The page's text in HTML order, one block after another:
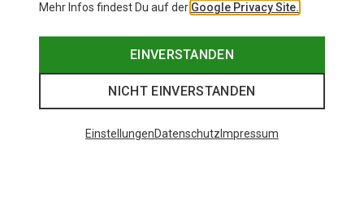
Mehr Infos findest Du auf der Google Privacy Site.
EINVERSTANDEN
NICHT EINVERSTANDEN
EinstellungenDatenschutz Impressum